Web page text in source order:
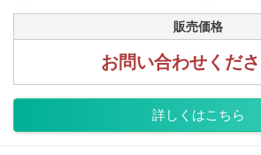
販売価格
お問い合わせくださ
詳しくはこちら